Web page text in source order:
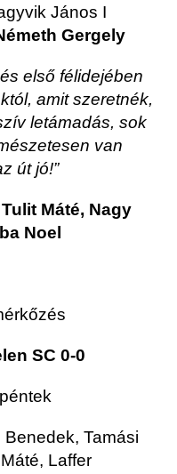
János I
Gergely
első félidejében
amit szeretnék,
letámadás, sok
van
út jó!”
Tulit Máté, Nagy
Noel
SC 0-0
Benedek, Tamási
Laffer